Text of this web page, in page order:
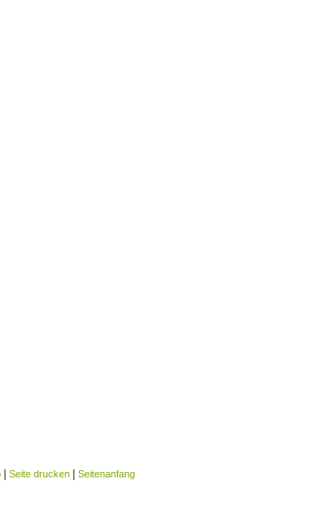
| Seite drucken | Seitenanfang